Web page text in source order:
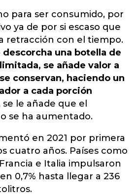
para ser consumido, por
ya de por si escaso que
retracción con el tiempo.
descorcha una botella de
se añade valor a
conservan, haciendo un
a cada porción
se le añade que el
se ha aumentado.
en 2021 por primera
cuatro años. Países como
e Italia impulsaron
0,7% hasta llegar a 236